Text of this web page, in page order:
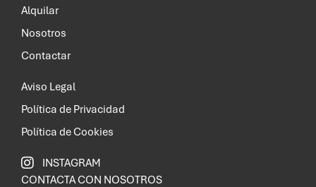
Alquilar
Nosotros
Contactar
Aviso Legal
Política de Privacidad
Política de Cookies
INSTAGRAM
CONTACTA CON NOSOTROS